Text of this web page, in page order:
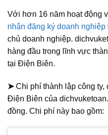
Với hơn 16 năm hoạt động
nhận đăng ký doanh nghiệp
chủ doanh nghiệp.
hàng đầu trong lĩnh vực
tại Điện Biên.
➤Chi phí thành lập công ty,
Điện Biên của
đồng. Chi phí này bao gồm: